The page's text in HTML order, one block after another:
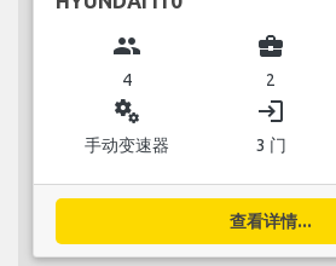
group
4
business_center
2
miscellaneous_services
手动变速器
login
3 门
查看详情...